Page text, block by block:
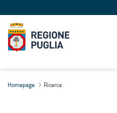
Homepage Ricerca